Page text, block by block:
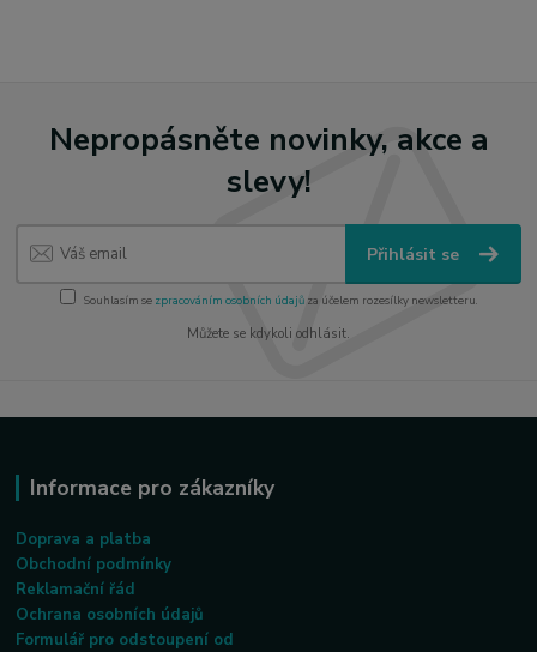
Nepropásněte novinky, akce a
slevy!
Přihlásit se
Souhlasím se zpracováním osobních údajůza účelem rozesílky newsletteru.
Můžete se kdykoli odhlásit.
Informace pro zákazníky
Doprava a platba
Obchodní podmínky
Reklamační řád
Ochrana osobních údajů
Formulář pro odstoupení od